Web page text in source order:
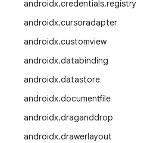
androidx.credentials.registry
androidx.cursoradapter
androidx.customview
androidx.databinding
androidx.datastore
androidx.documentfile
androidx.draganddrop
androidx.drawerlayout